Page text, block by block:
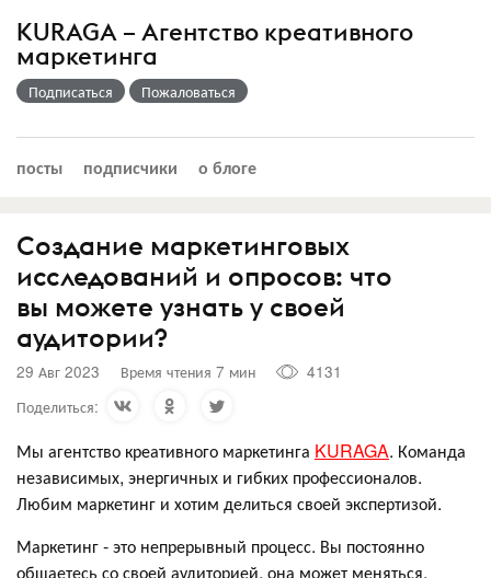
KURAGA – Агентство креативного
маркетинга
Подписаться Пожаловаться
посты подписчики о блоге
Создание маркетинговых
исследований и опросов: что
вы можете узнать у своей
аудитории?
29 Авг 2023 Время чтения 7 мин
4131
Поделиться:
Мы агентство креативного маркетинга KURAGA. Команда
независимых, энергичных и гибких профессионалов.
Любим маркетинг и хотим делиться своей экспертизой.
Маркетинг - это непрерывный процесс. Вы постоянно
общаетесь со своей аудиторией, она может меняться,